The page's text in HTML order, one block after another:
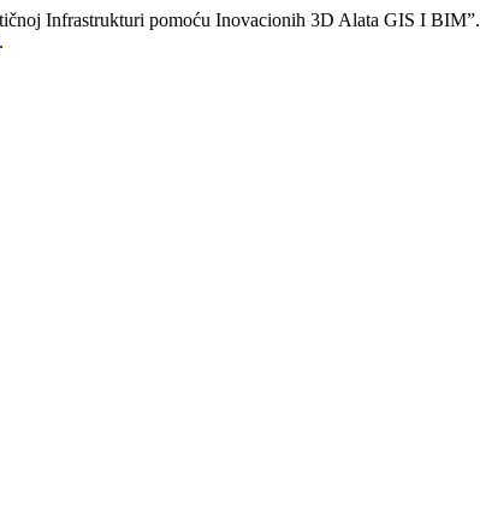
Infrastrukturi pomoću Inovacionih 3D Alata GIS I BIM”.
.